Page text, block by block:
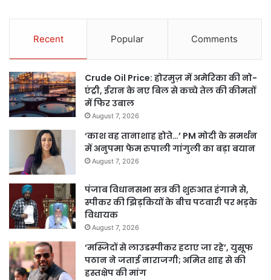
Recent Popular Comments
Crude Oil Price: होरमुज़ में अमेरिका की नो-
एंट्री, ईरान के नए बिल से कच्चे तेल की कीमतों
में फिर उबाल
August 7, 2026
‘काश वह तानाशाह होते…’ PM मोदी के समर्थन
में अनुपमा फेम रुपाली गांगुली का बड़ा बयान
August 7, 2026
पंजाब विधानसभा सत्र की शुरुआत हंगामे से,
स्पीकर की झिड़कियों के बीच पटवारी पर भड़के
विधायक
August 7, 2026
‘मस्जिदों से लाउडस्पीकर हटाए जा रहे’, युसूफ
पठान ने जताई नाराजगी; अमित शाह से की
हस्तक्षेप की मांग